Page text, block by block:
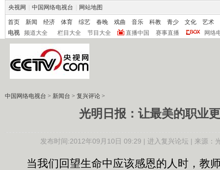
央视网 中国网络电视台 网站地图
首页 新闻 经济 体育 综艺 春晚 戏曲 音乐 科教 青少 文化
艺术
电视
频道大全 栏目大全 节目大全 直播中国 赛事直播 网络
中国网络电视台 > 新闻台 > 复兴评论 >
光明日报：让最美的职业
发布时间:2012年09月10日 09:29 | 进入复兴论坛| 来源：
当我们回望生命中应该感恩的人时，教